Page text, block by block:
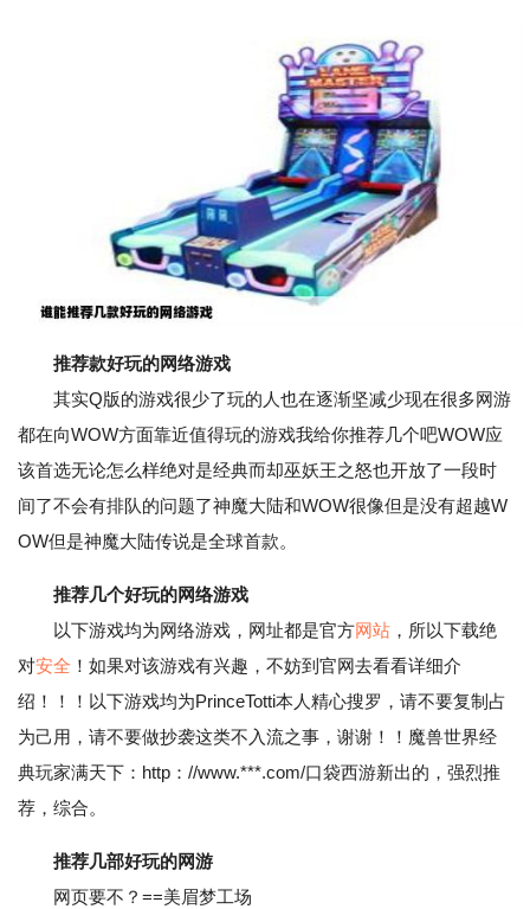
推荐款好玩的网络游戏
其实Q版的游戏很少了玩的人也在逐渐坚减少现在很多网游
都在向WOW方面靠近值得玩的游戏我给你推荐几个吧WOW应
该首选无论怎么样绝对是经典而却巫妖王之怒也开放了一段时
间了不会有排队的问题了神魔大陆和WOW很像但是没有超越W
OW但是神魔大陆传说是全球首款。
推荐几个好玩的网络游戏
以下游戏均为网络游戏，网址都是官方网站 ，所以下载绝
对安全 ！如果对该游戏有兴趣，不妨到官网去看看详细介
绍！！！以下游戏均为PrinceTotti本人精心搜罗，请不要复制占
为己用，请不要做抄袭这类不入流之事，谢谢！！魔兽世界经
典玩家满天下：http：//www.***.com/口袋西游新出的，强烈推
荐，综合。
推荐几部好玩的网游
网页要不？==美眉梦工场